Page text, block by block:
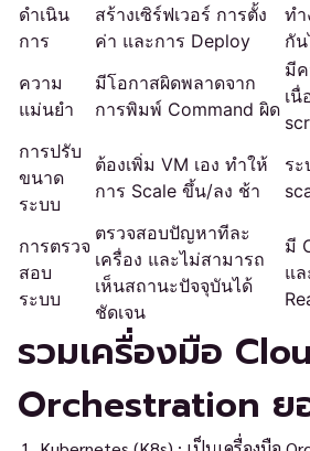
ดำเนิน
การ
สร้างเซิร์ฟเวอร์ การตั้ง
ค่า และการ Deploy
ทำ
กั
ความ
แม่นยำ
มีโอกาสผิดพลาดจาก
การพิมพ์ Command ผิด
มี
เนื่
การปรับ
ขนาด
ระบบ
ต้องเพิ่ม VM เอง ทำให้
การ Scale ขึ้น/ลง ช้า
ร
การตรวจ
สอบ
ระบบ
ตรวจสอบปัญหาทีละ
เครื่อง และไม่สามารถ
เห็นสถานะปัจจุบันได้
ชัดเจน
มี
แ
รวมเครื่องมือ
Orchestration ย